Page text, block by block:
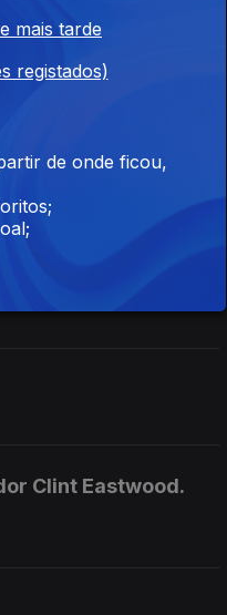
Clint Eastwood.
mais tarde
registados)
de onde ficou,